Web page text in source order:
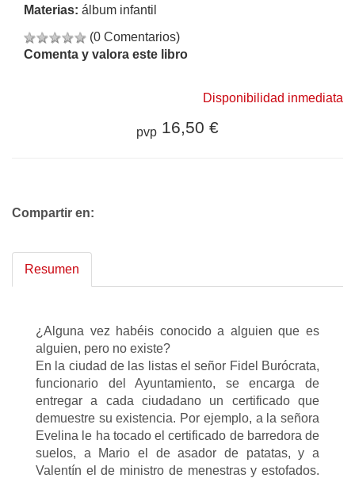
Materias: álbum infantil
(0 Comentarios)
Comenta y valora este libro
Disponibilidad inmediata
pvp 16,50 €
Compartir en:
Resumen
¿Alguna vez habéis conocido a alguien que es
alguien, pero no existe?
En la ciudad de las listas el señor Fidel Burócrata,
funcionario del Ayuntamiento, se encarga de
entregar a cada ciudadano un certificado que
demuestre su existencia. Por ejemplo, a la señora
Evelina le ha tocado el certificado de barredora de
suelos, a Mario el de asador de patatas, y a
Valentín el de ministro de menestras y estofados.